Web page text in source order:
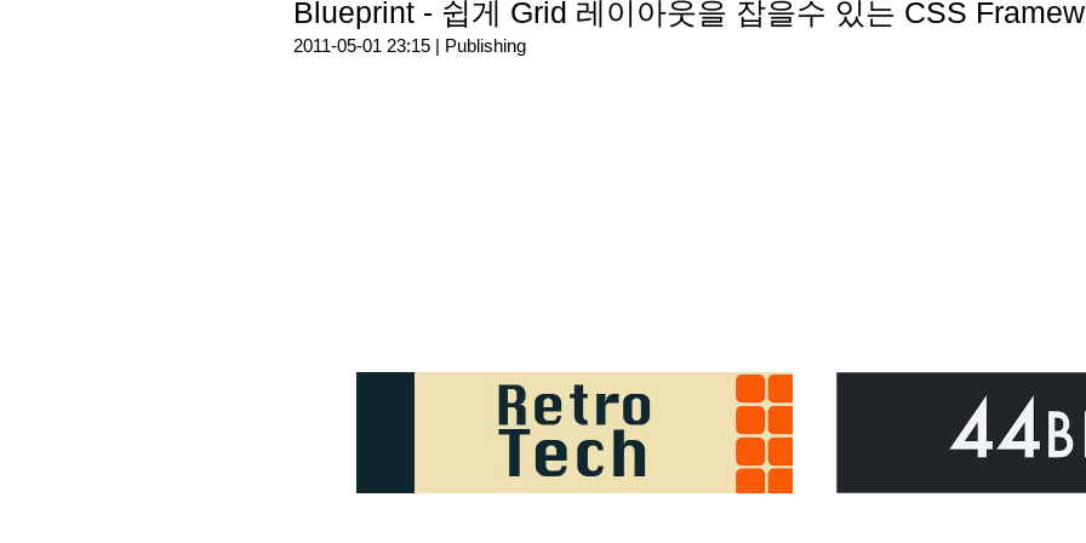
Blueprint - 쉽게 Grid 레이아웃을 잡을수 있는 CSS
2011-05-01 23:15 | Publishing